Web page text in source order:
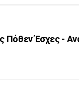
Πόθεν Έσχες -